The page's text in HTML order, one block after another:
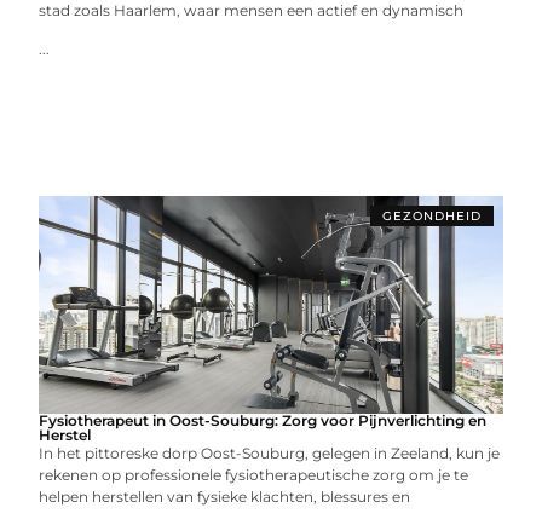
stad zoals Haarlem, waar mensen een actief en dynamisch
...
GEZONDHEID
Fysiotherapeut in Oost-Souburg: Zorg voor Pijnverlichting en
Herstel
In het pittoreske dorp Oost-Souburg, gelegen in Zeeland, kun je
rekenen op professionele fysiotherapeutische zorg om je te
helpen herstellen van fysieke klachten, blessures en